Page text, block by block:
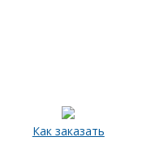
Как заказать